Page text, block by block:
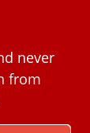
never
from